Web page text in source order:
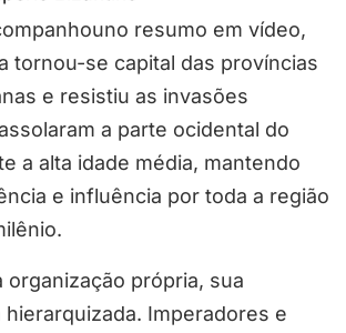
resumo em vídeo,
tornou-se capital das províncias
e resistiu as invasões
a parte ocidental do
a alta idade média, mantendo
e influência por toda a região
organização própria, sua
hierarquizada. Imperadores e